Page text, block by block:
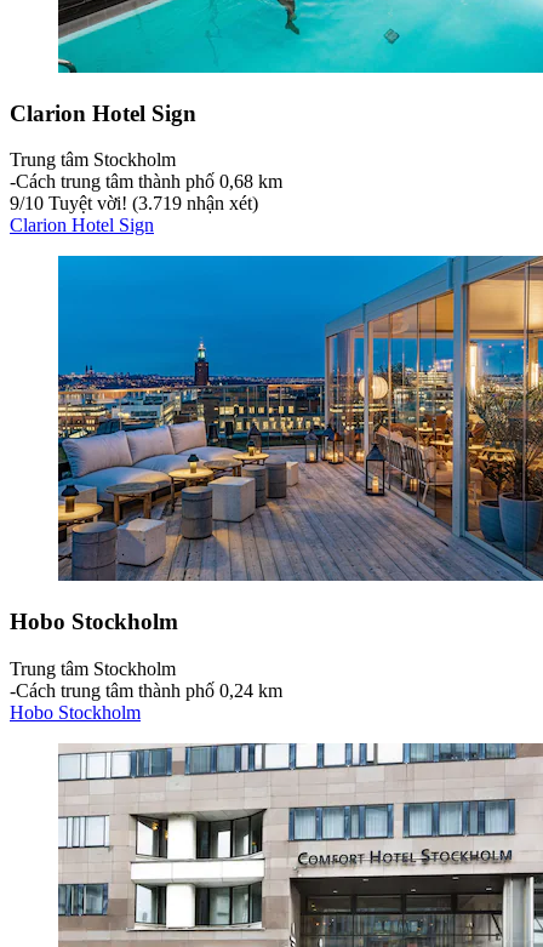
Clarion Hotel Sign
Trung tâm Stockholm
‐Cách trung tâm thành phố 0,68 km
9/10 Tuyệt vời! (3.719 nhận xét)
Clarion Hotel Sign
Hobo Stockholm
Trung tâm Stockholm
‐Cách trung tâm thành phố 0,24 km
Hobo Stockholm